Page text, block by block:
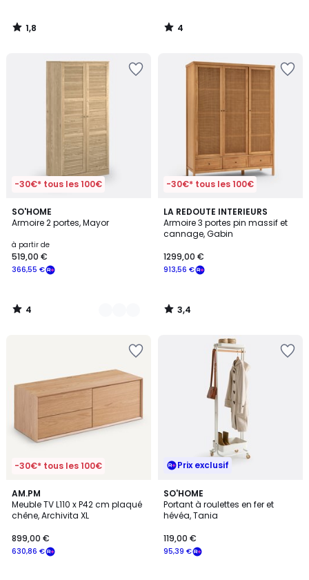
1,8
/
4
/
-30€* tous les 100€
SO'HOME
Armoire 2 portes, Mayor
à partir de
366,55 €
519,00 €
4
/
2
Couleurs
4
/
-30€* tous les 100€
LA REDOUTE INTERIEURS
Armoire 3 portes pin massif et
cannage, Gabin
913,56 €
1299,00 €
3,4
/ 5
3,4
/
-30€* tous les 100€
AM.PM
Meuble TV L110 x P42 cm plaqué
chêne, Archivita XL
630,86 €
899,00 €
5
/
5
Prix exclusif
SO'HOME
Portant à roulettes en fer et
hévéa, Tania
95,39 €
119,00 €
4,6
/ 5
3
Couleurs